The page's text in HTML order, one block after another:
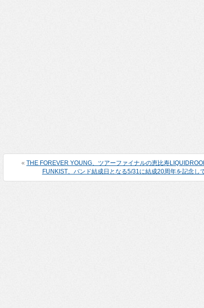
« THE FOREVER YOUNG、ツアーファイナルの恵比寿
FUNKIST、バンド結成日となる5/31に結成20周年を記念し